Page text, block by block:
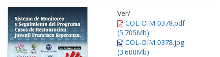
Ver/
COL-OIM 0378.pdf
(5.705Mb)
COL-OIM 0378.jpg
(3.600Mb)